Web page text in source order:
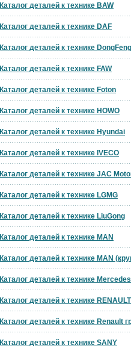
Каталог деталей к технике BAW
Каталог деталей к технике DAF
Каталог деталей к технике DongFeng
Каталог деталей к технике FAW
Каталог деталей к технике Foton
Каталог деталей к технике HOWO
Каталог деталей к технике Hyundai
Каталог деталей к технике IVECO
Каталог деталей к технике JAC
Каталог деталей к технике LGMG
Каталог деталей к технике LiuGong
Каталог деталей к технике MAN
Каталог деталей к технике MAN
Каталог деталей к технике
Каталог деталей к технике RENAULT
Каталог деталей к технике Renault
Каталог деталей к технике SANY